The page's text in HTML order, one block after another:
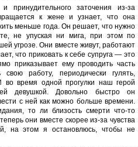
принудительного заточения из-за
к жене и узнает, что она
меньше года. Он решает, что нужно
не упуская ни мига, при этом по
угрозе. Они вместе живут, работают
что приковать к себе супруга — это
приказывает ему проводить часть
работу, периодически гулять,
время одной прогулки наш герой
девушкой. Довольно быстро он
с ней как можно больше времени.
то ли близость смерти что-то
они вместе скорее из-за чувства
на этом я остановлюсь, чтобы не